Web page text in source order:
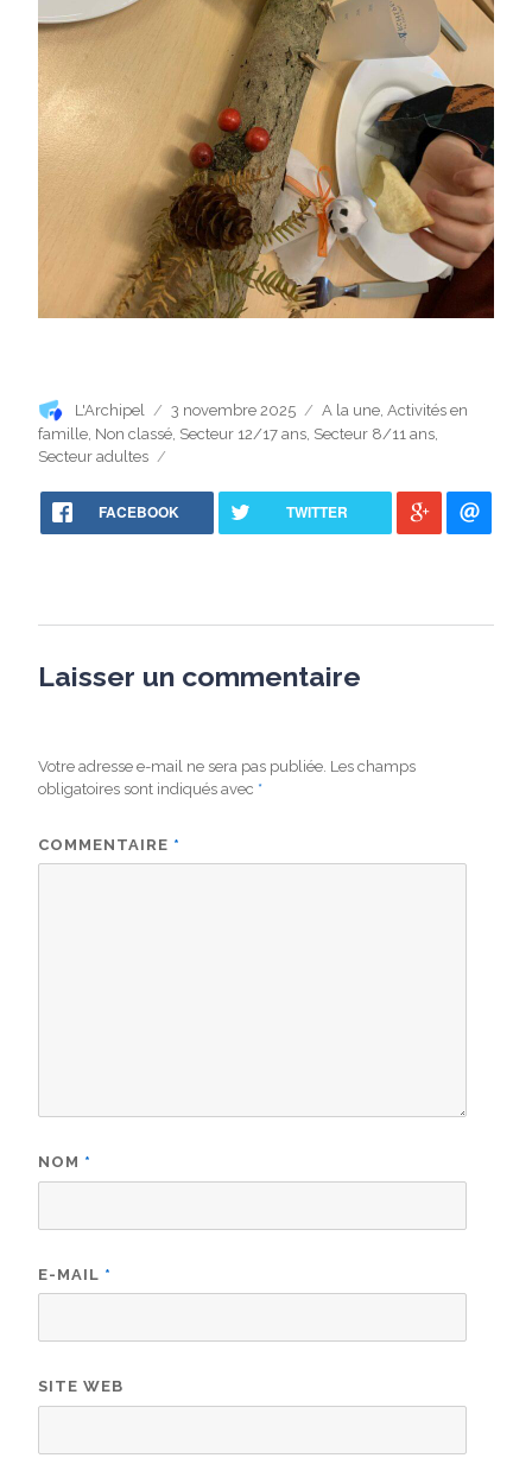
Auteur
L'Archipel
Publié
le
3 novembre 2025 Catégories
A la une, Activités en
famille Non classé Secteur 12/17 ans Secteur 8/11 ans
Secteur adultes
FACEBOOK TWITTER
Laisser un commentaire
Votre adresse e-mail ne sera pas publiée. Les champs
obligatoires sont indiqués avec *
COMMENTAIRE *
NOM *
E-MAIL *
SITE WEB